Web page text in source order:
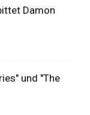
Damon
und "The